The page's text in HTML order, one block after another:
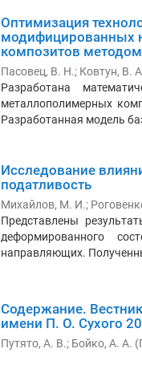
Оптимизация
модифицированных
композитов
Пасовец, В. Н.; Ковтун, В.
Разработана
металлополимерных
Разработанная модель
Исследование
податливость
Михайлов, М. И.;
Представлены
деформированного
направляющих.
Содержание. Вестник
имени П. О. Сухого
Путято, А. В.; Бойко, А. А. (